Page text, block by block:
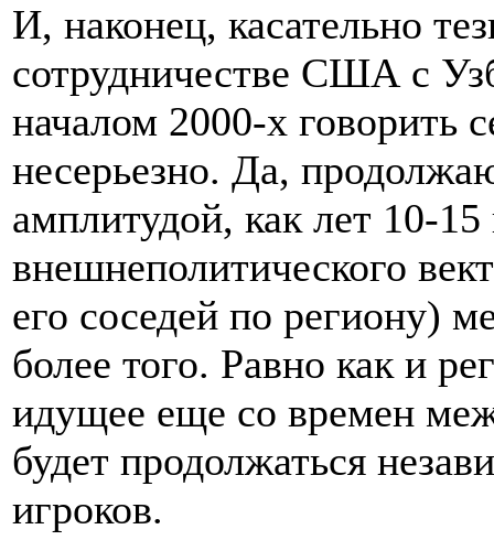
И, наконец, касательно
сотрудничестве США с
началом 2000-х говорить
несерьезно. Да,
амплитудой, как лет 10-15
внешнеполитического
его соседей по
более того. Равно как и
идущее еще со времен
будет продолжаться
игроков.